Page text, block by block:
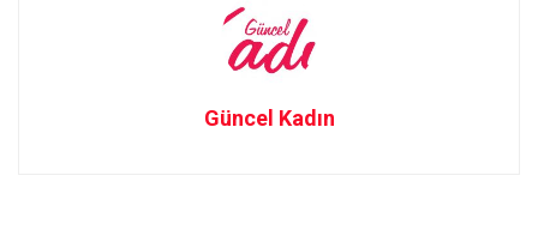
Güncel Kadın